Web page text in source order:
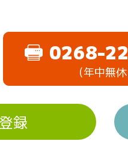
0268-
（年中無休
録